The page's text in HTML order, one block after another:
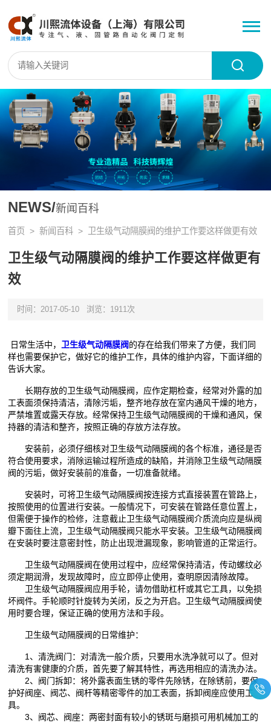
NEWS/新闻百科
首页 >新闻百科 > 卫生级气动隔膜阀的维护工作要这样做更有效
卫生级气动隔膜阀的维护工作要这样做更有
效
时间：2017-05-10 浏览：1911次
日常生活中， 卫生级气动隔膜阀的存在给我们带来了方便，我们同
样也需要保护它，做好它的维护工作，具体的维护内容，下面详细的
告诉大家。
长期存放的卫生级气动隔膜阀，应作定期检查，经常对外露的加
工表面须保持清洁，清除污垢，整齐地存放在室内通风干燥的地方，
严禁堆置或露天存放。经常保持卫生级气动隔膜阀的干燥和通风，保
持器的清洁和整齐，按照正确的存放方法存放。
安装前，必须仔细核对卫生级气动隔膜阀的各个标准，通径是否
符合使用要求，消除运输过程所造成的缺陷，并消除卫生级气动隔膜
阀的污垢，做好安装前的准备，一切准备就绪。
安装时，可将卫生级气动隔膜阀按连接方式直接装置在管路上，
按照使用的位置进行安装。一般情况下，可安装在管路任意位置上，
但需便于操作的检修，注意截止卫生级气动隔膜阀介质流向应是纵阀
瓣下面往上流，卫生级气动隔膜阀只能水平安装。卫生级气动隔膜阀
在安装时要注意密封性，防止出现泄漏现象，影响管道的正常运行。
卫生级气动隔膜阀在使用过程中，应经常保持清洁，传动螺纹必
须定期润滑，发现故障时，应立即停止使用，查明原因清除故障。
卫生级气动隔膜阀应用手轮，请勿借助杠杆或其它工具，以免损
坏阀件。手轮顺时针旋转为关闭，反之为开启。卫生级气动隔膜阀使
用时要合理，保证正确的使用方法和手段。
卫生级气动隔膜阀的日常维护：
1、清洗阀门：对清洗一般介质，只要用水洗净就可以了。但对
清洗有害健康的介质，首先要了解其特性，再选用相应的清洗办法。
2、阀门拆卸：将外露表面生锈的零件先除锈，在除锈前，要保
护好阀座、阀芯、阀杆等精密零件的加工表面，拆卸阀座应使用工
具。
3、阀芯、阀座：两密封面有较小的锈斑与磨损可用机械加工的